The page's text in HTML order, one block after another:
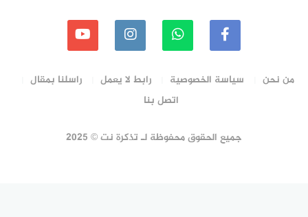
من نحن سياسة الخصوصية رابط لا يعمل
راسلنا بمقال
اتصل بنا
جميع الحقوق محفوظة لـ تذكرة نت © 2025